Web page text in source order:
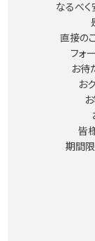
なるべく
直接の
フォ
お待
お
皆
期間